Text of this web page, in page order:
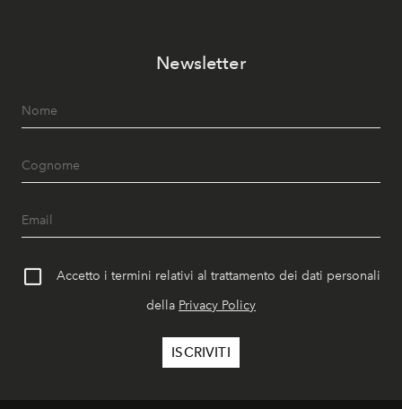
Newsletter
Accetto i termini relativi al trattamento dei dati personali
della Privacy Policy